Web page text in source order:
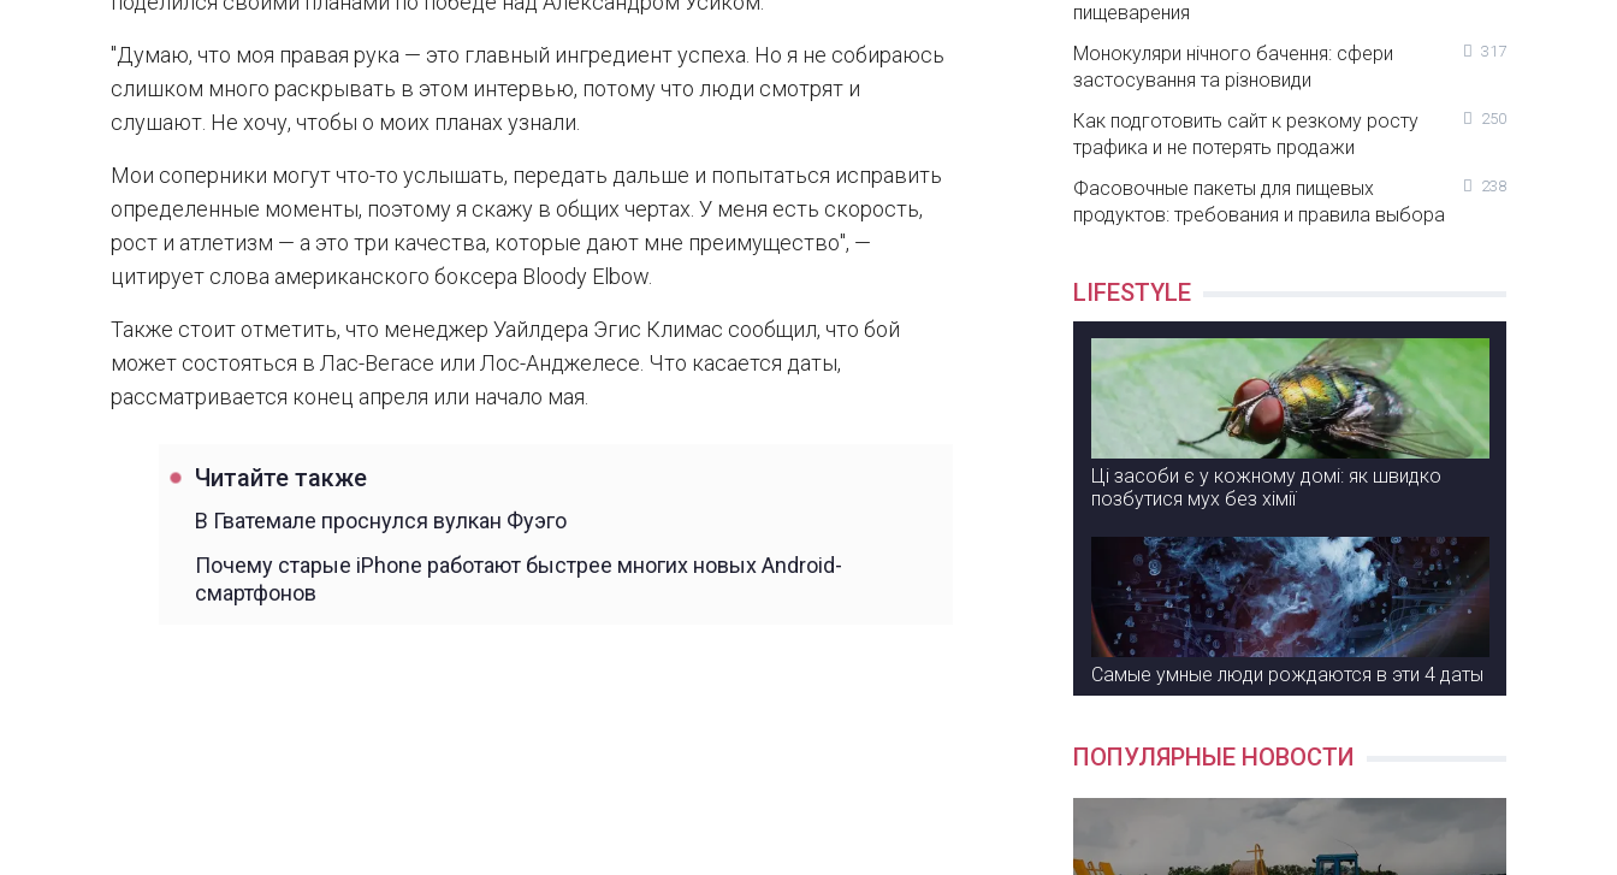
"Думаю, что моя правая рука — это главный ингредиент успеха. Но я не собираюсь
слишком много раскрывать в этом интервью, потому что люди смотрят и
слушают. Не хочу, чтобы о моих планах узнали.
Мои соперники могут что-то услышать, передать дальше и попытаться исправить
определенные моменты, поэтому я скажу в общих чертах. У меня есть скорость,
рост и атлетизм — а это три качества, которые дают мне преимущество", —
цитирует слова американского боксера Bloody Elbow.
Также стоит отметить, что менеджер Уайлдера Эгис Климас сообщил, что бой
может состояться в Лас-Вегасе или Лос-Анджелесе. Что касается даты,
рассматривается конец апреля или начало мая.
Читайте также
В Гватемале проснулся вулкан Фуэго
Почему старые iPhone работают быстрее многих новых Android-
смартфонов
пищеварения
Монокуляри нічного бачення: сфери
застосування та різновиди
317
Как подготовить сайт к резкому росту
трафика и не потерять продажи
250
Фасовочные пакеты для пищевых
продуктов: требования и правила выбора
238
LIFESTYLE
Ці засоби є у кожному домі: як швидко
позбутися мух без хімії
Самые умные люди рождаются в эти 4 даты
ПОПУЛЯРНЫЕ НОВОСТИ